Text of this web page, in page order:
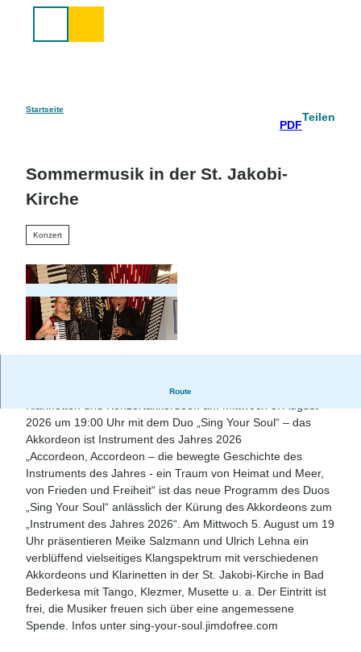
Startseite
PDF
Teilen
Sommermusik in der St. Jakobi-
Kirche
Konzert
Route
Sommermusik in der St. Jakobi-Kirche Bad Bederkesa mit
Klarinetten und Konzertakkordeon am Mittwoch 5. August
2026 um 19:00 Uhr mit dem Duo „Sing Your Soul“ – das
Akkordeon ist Instrument des Jahres 2026
„Accordeon, Accordeon – die bewegte Geschichte des
Instruments des Jahres - ein Traum von Heimat und Meer,
von Frieden und Freiheit“ ist das neue Programm des Duos
„Sing Your Soul“ anlässlich der Kürung des Akkordeons zum
„Instrument des Jahres 2026“. Am Mittwoch 5. August um 19
Uhr präsentieren Meike Salzmann und Ulrich Lehna ein
verblüffend vielseitiges Klangspektrum mit verschiedenen
Akkordeons und Klarinetten in der St. Jakobi-Kirche in Bad
Bederkesa mit Tango, Klezmer, Musette u. a. Der Eintritt ist
frei, die Musiker freuen sich über eine angemessene
Spende. Infos unter sing-your-soul.jimdofree.com